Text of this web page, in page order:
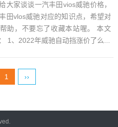
大家谈谈一汽丰田vios威驰价格，
田vlos威驰对应的知识点，希望对
助，不要忘了收藏本站喔。 本文
1、2022年威驰自动挡涨价了么...
1 ››